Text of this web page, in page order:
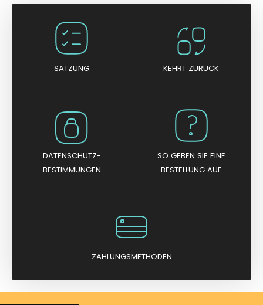
SATZUNG KEHRT ZURÜCK
DATENSCHUTZ-
BESTIMMUNGEN
SO GEBEN SIE EINE
BESTELLUNG AUF
ZAHLUNGSMETHODEN